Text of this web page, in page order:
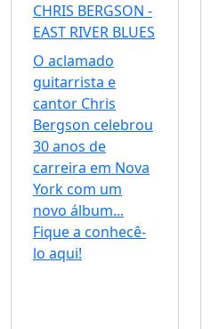
CHRIS BERGSON -
EAST RIVER BLUES
O aclamado
guitarrista e
cantor Chris
Bergson celebrou
30 anos de
carreira em Nova
York com um
novo álbum...
Fique a conhecê-
lo aqui!